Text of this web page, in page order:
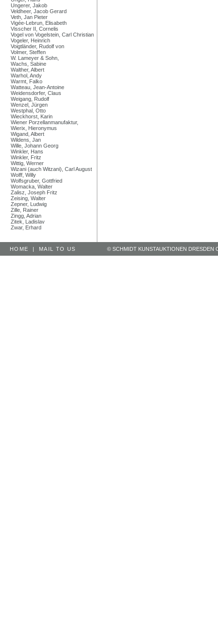
Ungerer, Jakob
Veldheer, Jacob Gerard
Veth, Jan Pieter
Vigée-Lebrun, Elisabeth
Visscher II, Cornelis
Vogel von Vogelstein, Carl Christian
Vogeler, Heinrich
Voigtländer, Rudolf von
Volmer, Steffen
W. Lameyer & Sohn,
Wachs, Sabine
Walther, Albert
Warhol, Andy
Warmt, Falko
Watteau, Jean-Antoine
Weidensdorfer, Claus
Weigang, Rudolf
Wenzel, Jürgen
Westphal, Otto
Wieckhorst, Karin
Wiener Porzellanmanufaktur,
Wierix, Hieronymus
Wigand, Albert
Wildens, Jan
Wille, Johann Georg
Winkler, Hans
Winkler, Fritz
Wittig, Werner
Wizani (auch Witzani), Carl August
Wolff, Willy
Wolfsgruber, Gottfried
Womacka, Walter
Zalisz, Joseph Fritz
Zeising, Walter
Zepner, Ludwig
Zille, Rainer
Zingg, Adrian
Zitek, Ladislav
Zwar, Erhard
HOME | MAIL TO US © SCHMIDT KUNSTAUKTIONEN DRESDEN